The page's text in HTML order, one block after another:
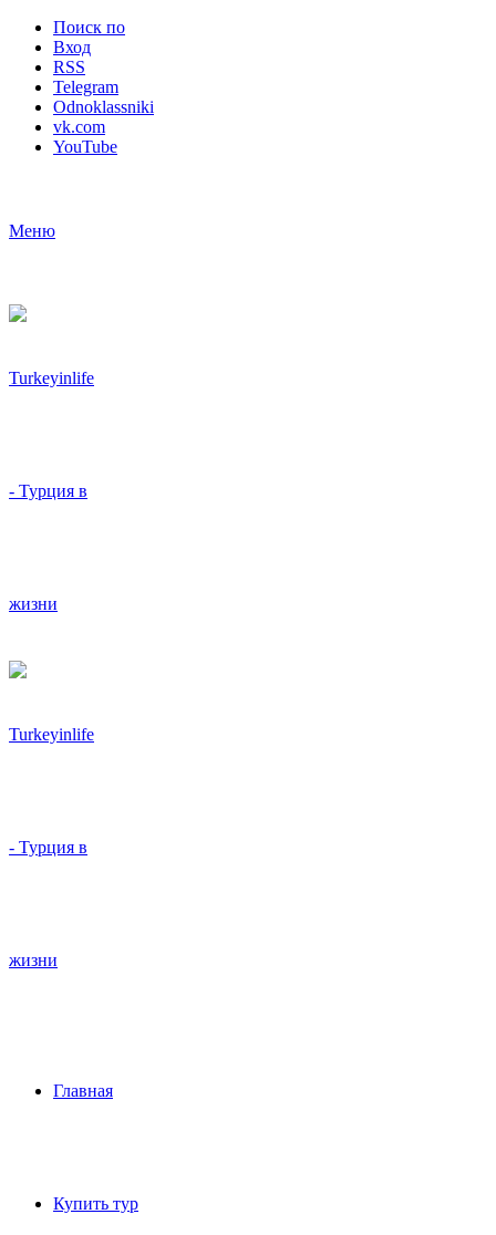
Поиск по
Вход
RSS
Telegram
Odnoklassniki
vk.com
YouTube
Меню
Главная
Купить тур